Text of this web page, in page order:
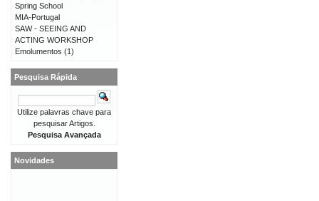
Spring School
MIA-Portugal
SAW - SEEING AND
ACTING WORKSHOP
Emolumentos (1)
Pesquisa Rápida
Utilize palavras chave para
pesquisar Artigos.
Pesquisa Avançada
Novidades